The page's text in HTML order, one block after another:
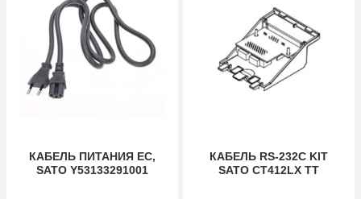
КАБЕЛЬ ПИТАНИЯ ЕС,
SATO Y53133291001
КАБЕЛЬ RS-232C KIT
SATO CT412LX TT